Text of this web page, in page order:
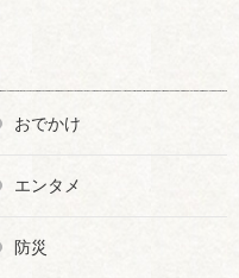
おでかけ
エンタメ
防災